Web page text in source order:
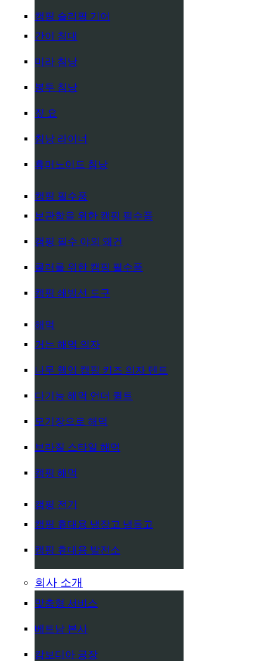
캠핑 슬리핑 기어
간이 침대
미라 침낭
봉투 침낭
짚 요
침낭 라이너
휴머노이드 침낭
캠핑 필수품
보관함을 위한 캠핑 필수품
캠핑 필수 야외 왜건
쿨러를 위한 캠핑 필수품
캠핑 쇄빙선 도구
해먹
거는 해먹 의자
나무 행잉 캠핑 키즈 의자 텐트
다기능 해먹 언더 퀼트
모기장으로 해먹
브라질 스타일 해먹
캠핑 해먹
캠핑 전기
캠핑 휴대용 냉장고 냉동고
캠핑 휴대용 발전소
회사 소개
맞춤형 서비스
베트남 본사
캄보디아 공장